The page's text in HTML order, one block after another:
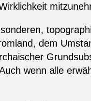
dem
wenn alle